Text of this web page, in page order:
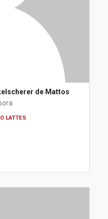
de Mattos
LATTES